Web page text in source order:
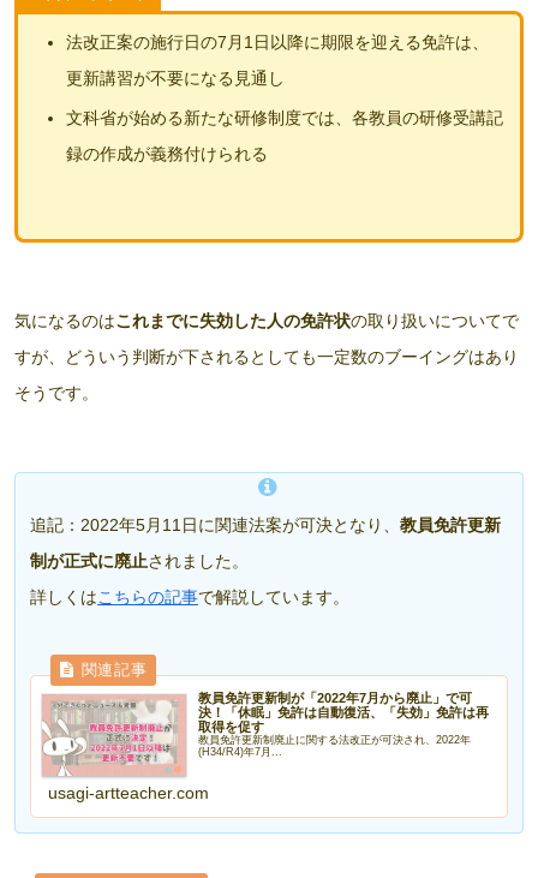
法改正案の施行日の7月1日以降に期限を迎える免許は、
更新講習が不要になる見通し
文科省が始める新たな研修制度では、各教員の研修受講記
録の作成が義務付けられる
気になるのはこれまでに失効した人の免許状の取り扱いについてで
すが、どういう判断が下されるとしても一定数のブーイングはあり
そうです。
追記：2022年5月11日に関連法案が可決となり、 教員免許更新
制が正式に廃止されました。
詳しくはこちらの記事で解説しています。
教員免許更新制が「2022年7月から廃止」で可
決！「休眠」免許は自動復活、「失効」免許は再
取得を促す
教員免許更新制廃止に関する法改正が可決され、2022年
(H34/R4)年7月...
usagi-artteacher.com